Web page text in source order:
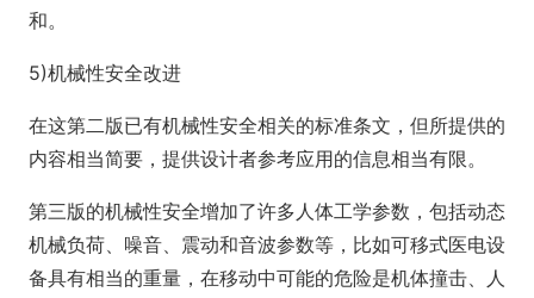
和。
5)机械性安全改进
在这第二版已有机械性安全相关的标准条文，但所提供的
内容相当简要，提供设计者参考应用的信息相当有限。
第三版的机械性安全增加了许多人体工学参数，包括动态
机械负荷、噪音、震动和音波参数等，比如可移式医电设
备具有相当的重量，在移动中可能的危险是机体撞击、人